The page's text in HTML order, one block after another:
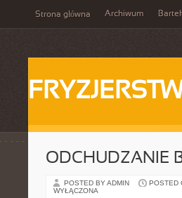
Strona główna Archiwum
ODCHUDZANIE
POSTED BY ADMIN POSTED
WYŁĄCZONA